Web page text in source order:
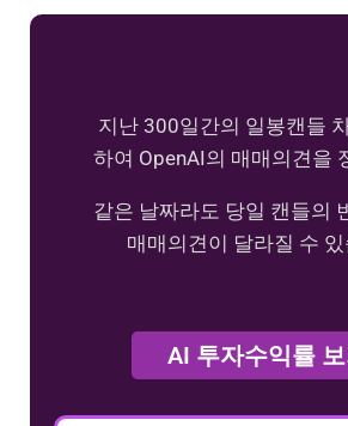
지난 300일간의 일봉캔들
하여 OpenAI의 매매의견을
같은 날짜라도 당일 캔들의
매매의견이 달라질 수
AI 투자수익률